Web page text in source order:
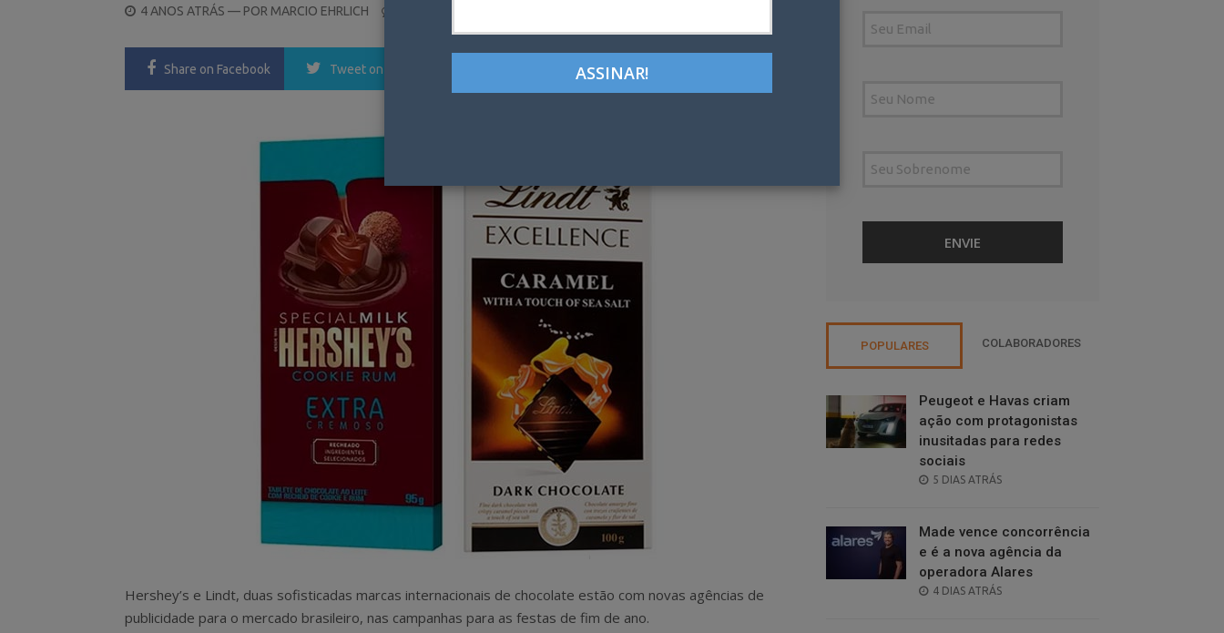
POSTED
4 ANOS ATRÁS — POR MARCIO EHRLICH
Share on Facebook Tweet on Twitter LinkedIn Pinterest
Hershey’s e Lindt, duas sofisticadas marcas internacionais de chocolate estão com novas agências de
publicidade para o mercado brasileiro, nas campanhas para as festas de fim de ano.
POPULARES COLABORADORES
Peugeot e Havas criam
ação com protagonistas
inusitadas para redes
sociais
POSTED
5 DIAS ATRÁS
Made vence concorrência
e é a nova agência da
operadora Alares
POSTED
4 DIAS ATRÁS